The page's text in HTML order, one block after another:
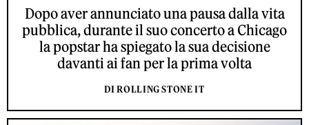
Dopo aver annunciato una pausa dalla vita
pubblica, durante il suo concerto a Chicago
la popstar ha spiegato la sua decisione
davanti ai fan per la prima volta
DI ROLLING STONE IT